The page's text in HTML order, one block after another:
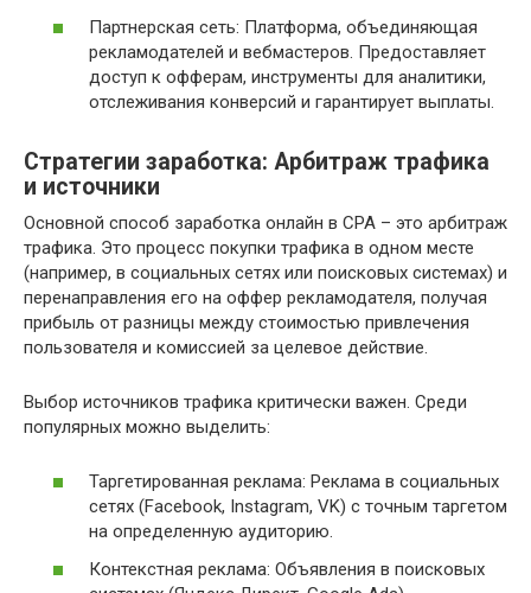
Партнерская сеть: Платформа, объединяющая
рекламодателей и вебмастеров. Предоставляет
доступ к офферам, инструменты для аналитики,
отслеживания конверсий и гарантирует выплаты.
Стратегии заработка: Арбитраж трафика
и источники
Основной способ заработка онлайн в CPA – это арбитраж
трафика. Это процесс покупки трафика в одном месте
(например, в социальных сетях или поисковых системах) и
перенаправления его на оффер рекламодателя, получая
прибыль от разницы между стоимостью привлечения
пользователя и комиссией за целевое действие.
Выбор источников трафика критически важен. Среди
популярных можно выделить:
Таргетированная реклама: Реклама в социальных
сетях (Facebook, Instagram, VK) с точным таргетом
на определенную аудиторию.
Контекстная реклама: Объявления в поисковых